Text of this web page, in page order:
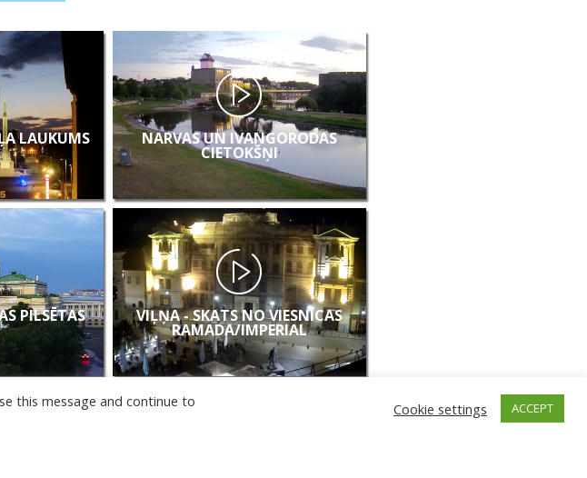
LAUKUMS NARVAS UN IVANGORODAS
CIETOKŠŅI
PILSĒTAS VIĻŅA - SKATS NO VIESNĪCAS
RAMADA/IMPERIAL
this message and continue to
Cookie settings ACCEPT